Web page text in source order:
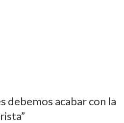
debemos acabar con la